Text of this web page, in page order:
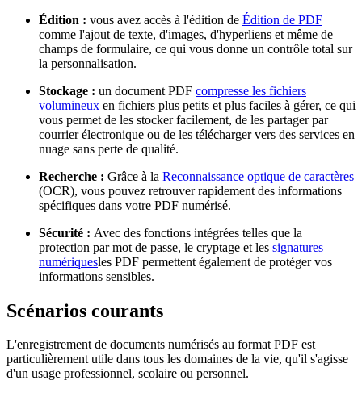
Édition : vous avez accès à l'édition de Édition de PDF
comme l'ajout de texte, d'images, d'hyperliens et même de
champs de formulaire, ce qui vous donne un contrôle total sur
la personnalisation.
Stockage : un document PDF compresse les fichiers
volumineux en fichiers plus petits et plus faciles à gérer, ce qui
vous permet de les stocker facilement, de les partager par
courrier électronique ou de les télécharger vers des services en
nuage sans perte de qualité.
Recherche : Grâce à la Reconnaissance optique de caractères
(OCR), vous pouvez retrouver rapidement des informations
spécifiques dans votre PDF numérisé.
Sécurité : Avec des fonctions intégrées telles que la
protection par mot de passe, le cryptage et les signatures
numériquesles PDF permettent également de protéger vos
informations sensibles.
Scénarios courants
L'enregistrement de documents numérisés au format PDF est
particulièrement utile dans tous les domaines de la vie, qu'il s'agisse
d'un usage professionnel, scolaire ou personnel.